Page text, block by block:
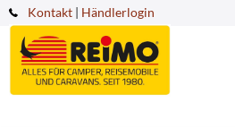
Kontakt | Händlerlogin